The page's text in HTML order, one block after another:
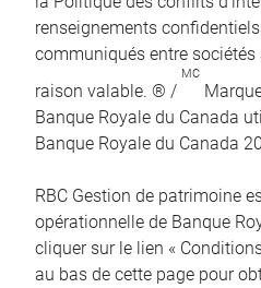
renseignements
communiqués entre sociétés
raison valable. ® /
MC
Banque Royale du Canada
Banque Royale du Canada
RBC Gestion de patrimoine
opérationnelle de Banque
cliquer sur le lien «
au bas de cette page pour